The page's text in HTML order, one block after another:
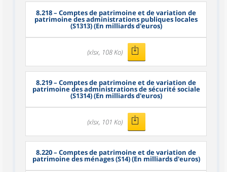
8.218– Comptes de patrimoine et de variation de
patrimoine des administrations publiques locales
(S1313) (En milliards d'euros)
(xlsx, 108 Ko)
8.219– Comptes de patrimoine et de variation de
patrimoine des administrations de sécurité sociale
(S1314) (En milliards d'euros)
(xlsx, 101 Ko)
8.220– Comptes de patrimoine et de variation de
patrimoine des ménages (S14) (En milliards d'euros)